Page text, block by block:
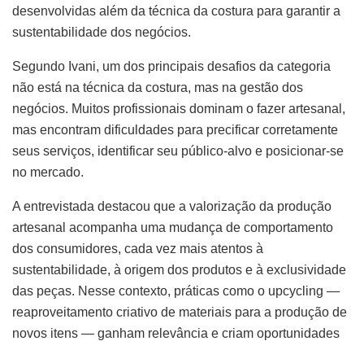
desenvolvidas além da técnica da costura para garantir a
sustentabilidade dos negócios.
Segundo Ivani, um dos principais desafios da categoria
não está na técnica da costura, mas na gestão dos
negócios. Muitos profissionais dominam o fazer artesanal,
mas encontram dificuldades para precificar corretamente
seus serviços, identificar seu público-alvo e posicionar-se
no mercado.
A entrevistada destacou que a valorização da produção
artesanal acompanha uma mudança de comportamento
dos consumidores, cada vez mais atentos à
sustentabilidade, à origem dos produtos e à exclusividade
das peças. Nesse contexto, práticas como o upcycling —
reaproveitamento criativo de materiais para a produção de
novos itens — ganham relevância e criam oportunidades